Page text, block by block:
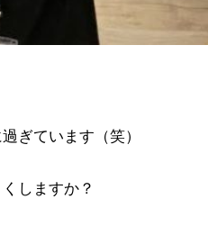
ぎています（笑）
しますか？